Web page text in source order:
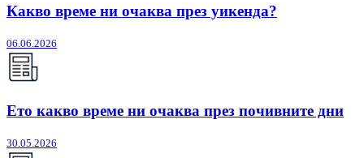
Какво време ни очаква през уикенда?
06.06.2026
Ето какво време ни очаква през почивните дни
30.05.2026